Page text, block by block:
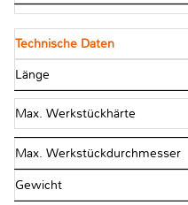
Technische Daten
Länge
Max. Werkstückhärte
Max. Werkstückdurchmesser
Gewicht